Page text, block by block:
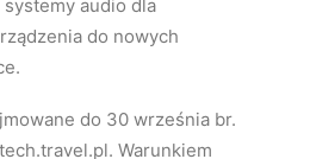
audio dla
do nowych
do 30 września br.
Warunkiem